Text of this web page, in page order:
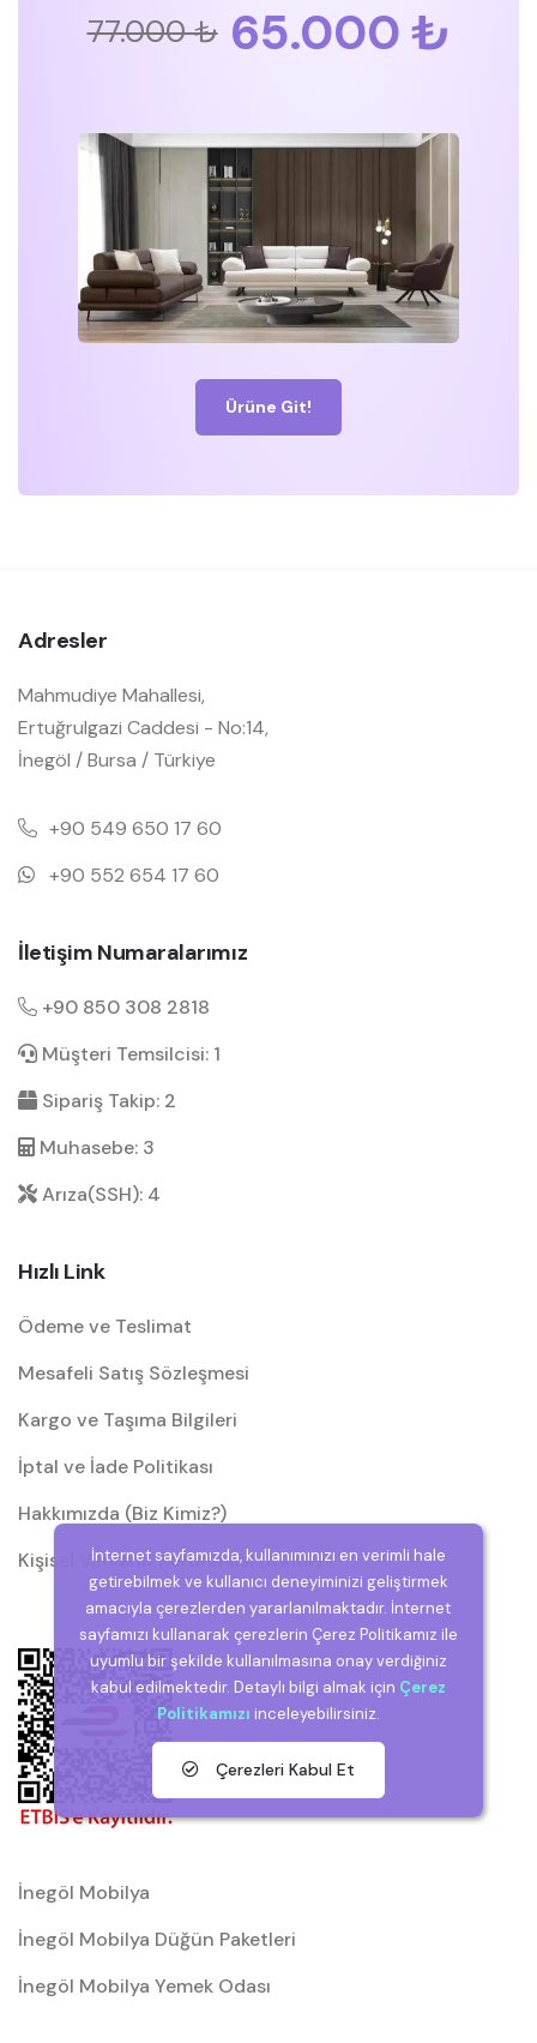
77.000 ₺ 65.000 ₺
Ürüne Git!
Adresler
Mahmudiye Mahallesi,
Ertuğrulgazi Caddesi - No:14,
İnegöl / Bursa / Türkiye
+90 549 650 17 60
+90 552 654 17 60
İletişim Numaralarımız
+90 850 308 2818
Müşteri Temsilcisi: 1
Sipariş Takip: 2
Muhasebe: 3
Arıza(SSH): 4
Hızlı Link
Ödeme ve Teslimat
Mesafeli Satış Sözleşmesi
Kargo ve Taşıma Bilgileri
İptal ve İade Politikası
Hakkımızda (Biz Kimiz?)
Kişisel Verilerin Korunması (KVKK)
İnegöl Mobilya
İnegöl Mobilya Düğün Paketleri
İnegöl Mobilya Yemek Odası
İnternet sayfamızda, kullanımınızı en verimli hale
getirebilmek ve kullanıcı deneyiminizi geliştirmek
amacıyla çerezlerden yararlanılmaktadır. İnternet
sayfamızı kullanarak çerezlerin Çerez Politikamız ile
uyumlu bir şekilde kullanılmasına onay verdiğiniz
kabul edilmektedir. Detaylı bilgi almak için Çerez
Politikamızı inceleyebilirsiniz.
Çerezleri Kabul Et